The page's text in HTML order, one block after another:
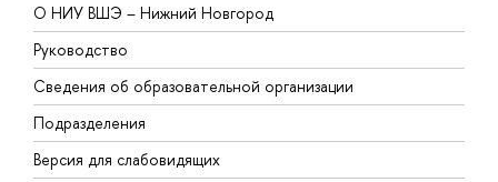
О НИУ ВШЭ – Нижний Новгород
Руководство
Сведения об образовательной организации
Подразделения
Версия для слабовидящих